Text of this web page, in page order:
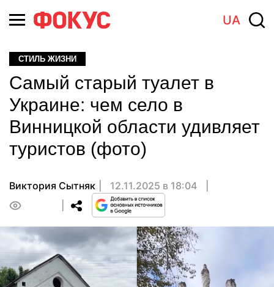
UA
СТИЛЬ ЖИЗНИ
Самый старый туалет в
Украине: чем село в
Винницкой области удивляет
туристов (фото)
Виктория Сытняк
12.11.2025 в 18:04